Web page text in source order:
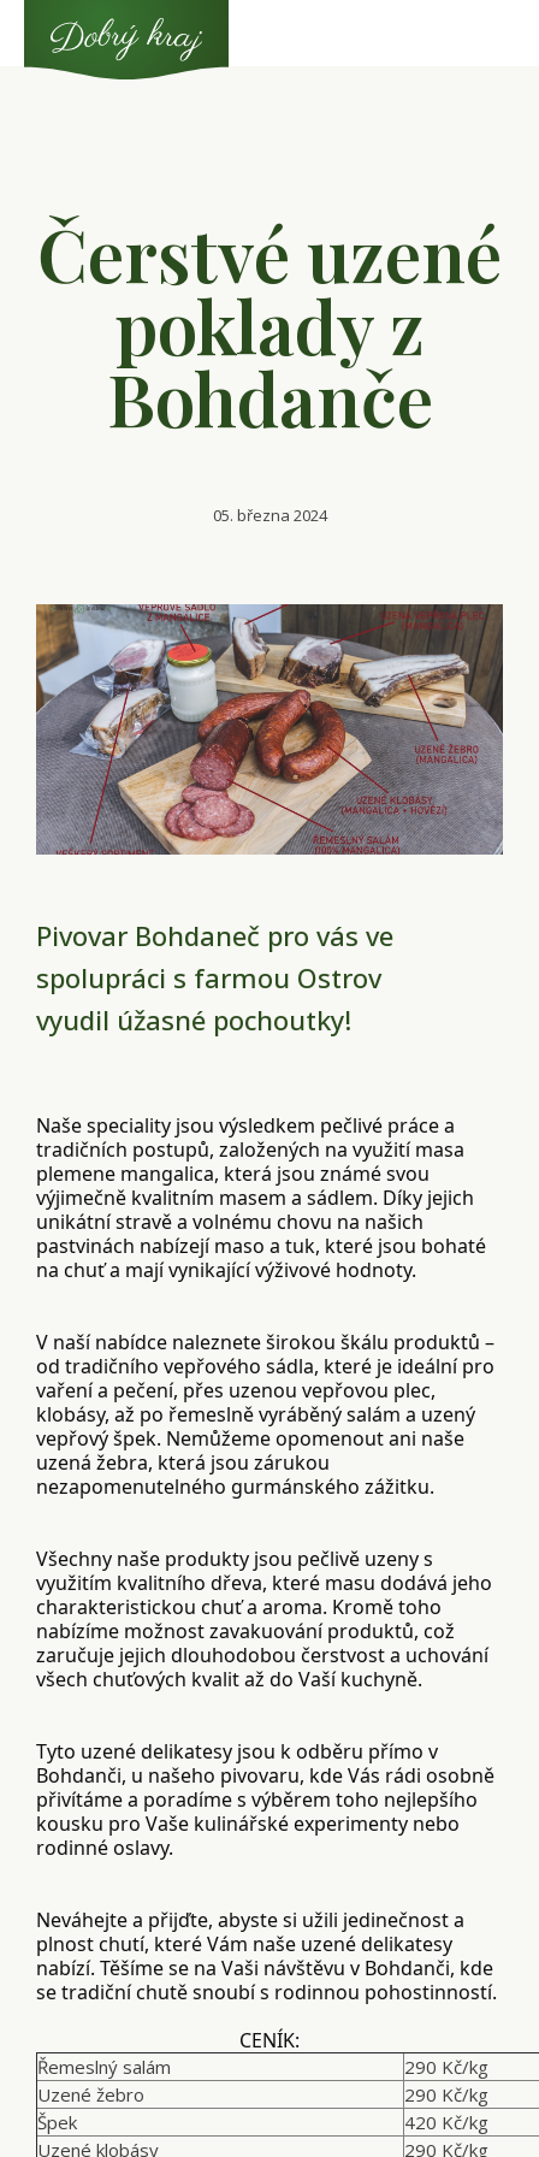
Čerstvé uzené
poklady z
Bohdanče
05. března 2024
Pivovar Bohdaneč pro vás ve
spolupráci s farmou Ostrov
vyudil úžasné pochoutky!
Naše speciality jsou výsledkem pečlivé práce a
tradičních postupů, založených na využití masa
plemene mangalica, která jsou známé svou
výjimečně kvalitním masem a sádlem. Díky jejich
unikátní stravě a volnému chovu na našich
pastvinách nabízejí maso a tuk, které jsou bohaté
na chuť a mají vynikající výživové hodnoty.
V naší nabídce naleznete širokou škálu produktů –
od tradičního vepřového sádla, které je ideální pro
vaření a pečení, přes uzenou vepřovou plec,
klobásy, až po řemeslně vyráběný salám a uzený
vepřový špek. Nemůžeme opomenout ani naše
uzená žebra, která jsou zárukou
nezapomenutelného gurmánského zážitku.
Všechny naše produkty jsou pečlivě uzeny s
využitím kvalitního dřeva, které masu dodává jeho
charakteristickou chuť a aroma. Kromě toho
nabízíme možnost zavakuování produktů, což
zaručuje jejich dlouhodobou čerstvost a uchování
všech chuťových kvalit až do Vaší kuchyně.
Tyto uzené delikatesy jsou k odběru přímo v
Bohdanči, u našeho pivovaru, kde Vás rádi osobně
přivítáme a poradíme s výběrem toho nejlepšího
kousku pro Vaše kulinářské experimenty nebo
rodinné oslavy.
Neváhejte a přijďte, abyste si užili jedinečnost a
plnost chutí, které Vám naše uzené delikatesy
nabízí. Těšíme se na Vaši návštěvu v Bohdanči, kde
se tradiční chutě snoubí s rodinnou pohostinností.
CENÍK:
Řemeslný salám
290 Kč/kg
Uzené žebro
290 Kč/kg
Špek
420 Kč/kg
Uzené klobásy
290 Kč/kg